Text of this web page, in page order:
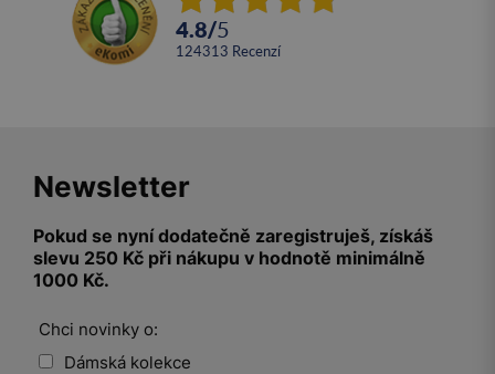
4.8/5
124313 recenzí
Newsletter
Pokud se nyní dodatečně zaregistruješ, získáš
slevu 250 Kč při nákupu v hodnotě minimálně
1000 Kč.
Chci novinky o:
Dámská kolekce